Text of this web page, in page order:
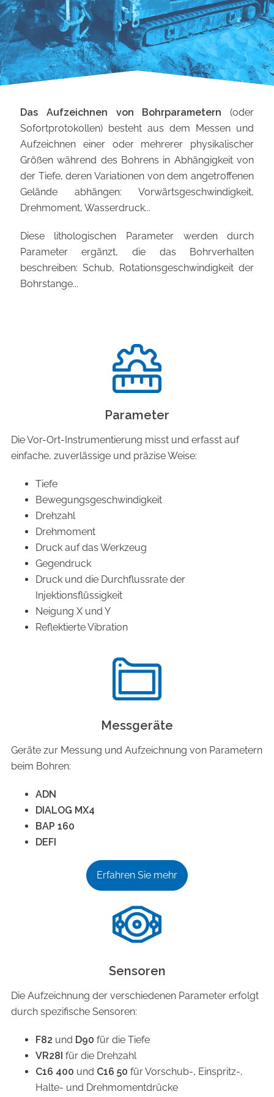
Das Aufzeichnen von Bohrparametern (oder
Sofortprotokollen) besteht aus dem Messen und
Aufzeichnen einer oder mehrerer physikalischer
Größen während des Bohrens in Abhängigkeit von
der Tiefe, deren Variationen von dem angetroffenen
Gelände abhängen: Vorwärtsgeschwindigkeit,
Drehmoment, Wasserdruck...
Diese lithologischen Parameter werden durch
Parameter ergänzt, die das Bohrverhalten
beschreiben: Schub, Rotationsgeschwindigkeit der
Bohrstange...
Parameter
Die Vor-Ort-Instrumentierung misst und erfasst auf
einfache, zuverlässige und präzise Weise:
Tiefe
Bewegungsgeschwindigkeit
Drehzahl
Drehmoment
Druck auf das Werkzeug
Gegendruck
Druck und die Durchflussrate der
Injektionsflüssigkeit
Neigung X und Y
Reflektierte Vibration
Messgeräte
Geräte zur Messung und Aufzeichnung von Parametern
beim Bohren:
ADN
DIALOG MX4
BAP 160
DEFI
Erfahren Sie mehr
Sensoren
Die Aufzeichnung der verschiedenen Parameter erfolgt
durch spezifische Sensoren:
F82 und D90 für die Tiefe
VR28I für die Drehzahl
C16 400 und C16 50 für Vorschub-, Einspritz-,
Halte- und Drehmomentdrücke